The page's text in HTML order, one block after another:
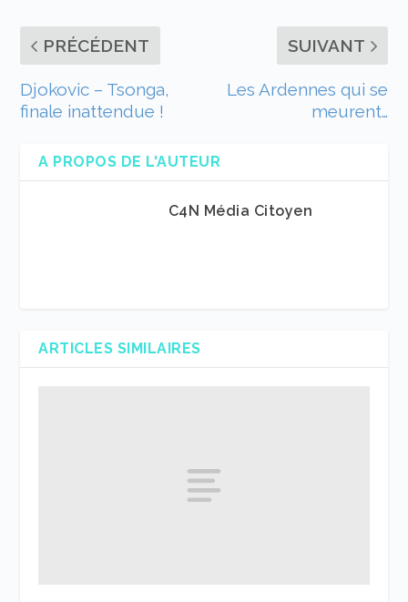
PRÉCÉDENT
Djokovic – Tsonga,
finale inattendue !
SUIVANT
Les Ardennes qui se
meurent…
A PROPOS DE L'AUTEUR
C4N Média Citoyen
ARTICLES SIMILAIRES